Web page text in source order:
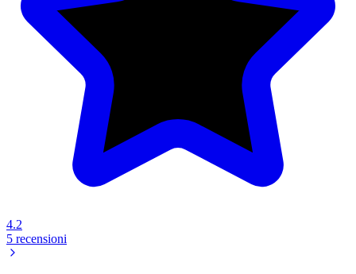
4.2
5 recensioni